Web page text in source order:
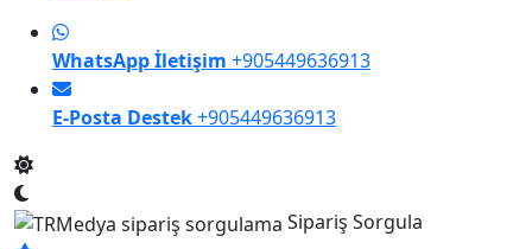
WhatsApp İletişim +905449636913
E-Posta Destek+905449636913
Sipariş Sorgula